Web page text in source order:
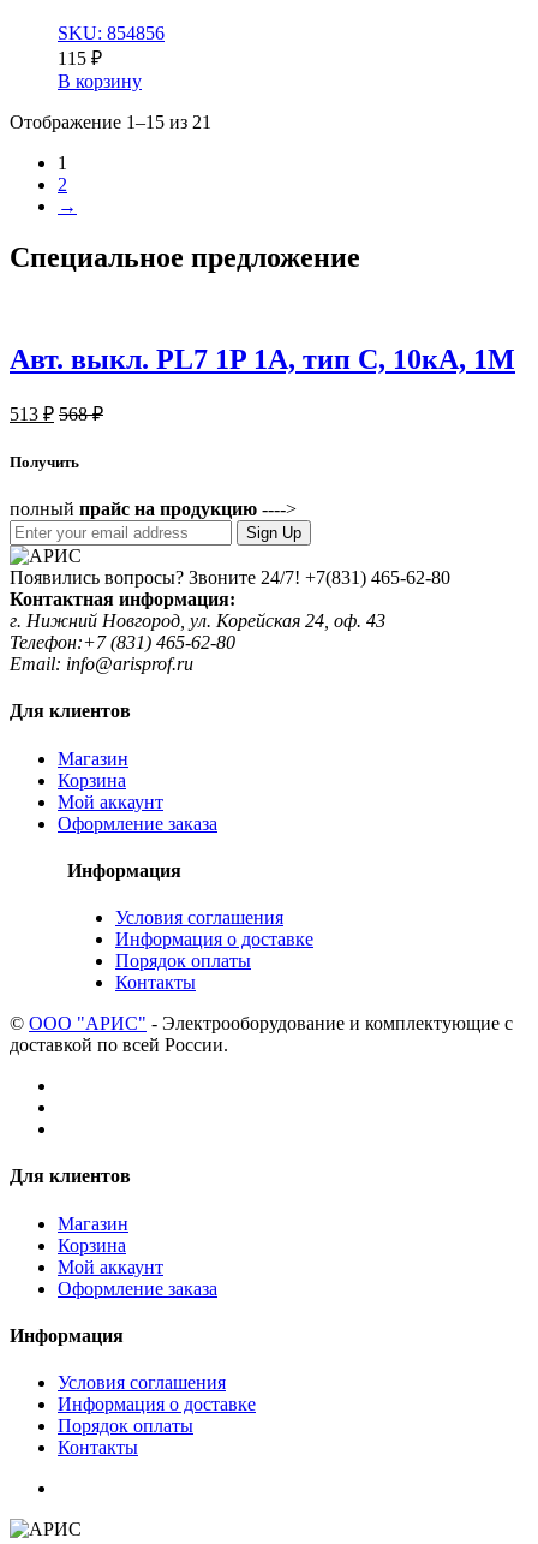
SKU: 854856
115 ₽
В корзину
Отображение 1–15 из 21
1
2
→
Специальное предложение
Авт. выкл. PL7 1P 1А, тип С, 10кА, 1М
513 ₽ 568₽
Получить
полный прайс на продукцию ---->
Sign Up
Появились вопросы? Звоните 24/7! +7(831) 465-62-80
Контактная информация:
г. Нижний Новгород, ул. Корейская 24, оф. 43
Телефон:+7 (831) 465-62-80
Email: info@arisprof.ru
Для клиентов
Магазин
Корзина
Мой аккаунт
Оформление заказа
Информация
Условия соглашения
Информация о доставке
Порядок оплаты
Контакты
© ООО "АРИС" - Электрооборудование и комплектующие с
доставкой по всей России.
Для клиентов
Магазин
Корзина
Мой аккаунт
Оформление заказа
Информация
Условия соглашения
Информация о доставке
Порядок оплаты
Контакты